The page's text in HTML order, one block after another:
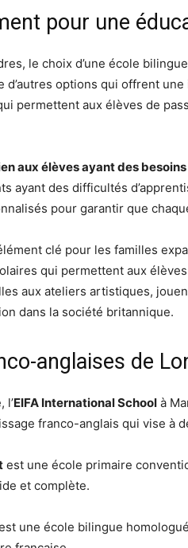
pour une
le choix d’une école
options qui offrent
permettent aux élèves de
aux élèves ayant des
ayant des difficultés
pour garantir que
clé pour les familles
qui permettent aux
aux ateliers artistiques,
dans la société britannique.
anglaises de
l’EIFA International School à
franco-anglais qui vise à
est une école primaire
et complète.
une école bilingue